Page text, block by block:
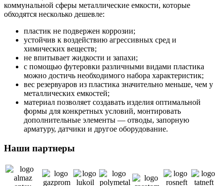
коммунальной сферы металлические емкости, которые
обходятся несколько дешевле:
пластик не подвержен коррозии;
устойчив к воздействию агрессивных сред и
химических веществ;
не впитывает жидкости и запахи;
с помощью футеровки различными видами пластика
можно достичь необходимого набора характеристик;
вес резервуаров из пластика значительно меньше, чем у
металлических емкостей;
материал позволяет создавать изделия оптимальной
формы для конкретных условий, монтировать
дополнительные элементы — отводы, запорную
арматуру, датчики и другое оборудование.
Наши партнеры